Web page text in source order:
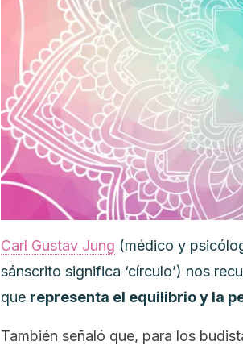
Carl Gustav Jung (médico y
sánscrito significa ‘círculo’) nos
que representa el equilibrio y la
También señaló que, para los